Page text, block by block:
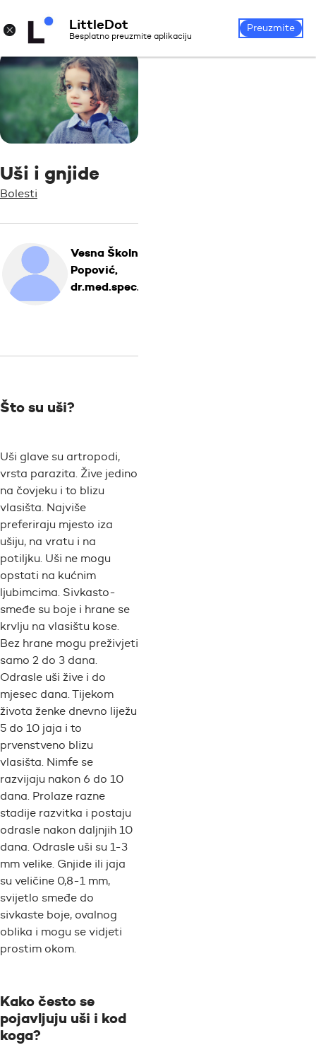
Prijava
Uši i gnjide
Bolesti
Vesna Školnik
Popović,
dr.med.spec.ped.
Što su uši?
Uši glave su artropodi,
vrsta parazita. Žive jedino
na čovjeku i to blizu
vlasišta. Najviše
preferiraju mjesto iza
ušiju, na vratu i na
potiljku. Uši ne mogu
opstati na kućnim
ljubimcima. Sivkasto-
smeđe su boje i hrane se
krvlju na vlasištu kose.
Bez hrane mogu preživjeti
samo 2 do 3 dana.
Odrasle uši žive i do
mjesec dana. Tijekom
života ženke dnevno liježu
5 do 10 jaja i to
prvenstveno blizu
vlasišta. Nimfe se
razvijaju nakon 6 do 10
dana. Prolaze razne
stadije razvitka i postaju
odrasle nakon daljnjih 10
dana. Odrasle uši su 1-3
mm velike. Gnjide ili jaja
su veličine 0,8-1 mm,
svijetlo smeđe do
sivkaste boje, ovalnog
oblika i mogu se vidjeti
prostim okom.
Kako često se
pojavljuju uši i kod
koga?
× LittleDot
Besplatno preuzmite aplikaciju
Preuzmite